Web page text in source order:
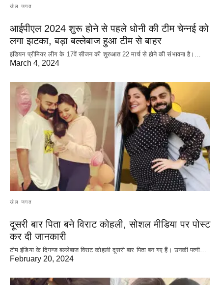
खेल जगत
आईपीएल 2024 शुरू होने से पहले धोनी की टीम चेन्नई को
लगा झटका, बड़ा बल्लेबाज हुआ टीम से बाहर
इंडियन प्रीमियर लीग के 17वें सीजन की शुरुआत 22 मार्च से होने की संभावना है।…
March 4, 2024
खेल जगत
दूसरी बार‌ पिता बने विराट कोहली, सोशल मीडिया पर पोस्ट
कर दी‌ जानकारी
टीम इंडिया के दिगग्ज बल्लेबाज विराट कोहली दूसरी बार पिता बन गए हैं। उनकी पत्नी…
February 20, 2024